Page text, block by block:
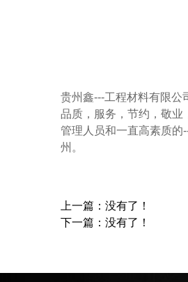
贵州鑫---工程材料有限公
品质，服务，节约，敬业
管理人员和一直高素质的
州。
上一篇：没有了！
下一篇：没有了！